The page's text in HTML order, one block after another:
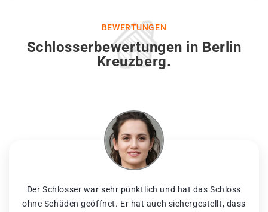
BEWERTUNGEN
Schlosserbewertungen in Berlin
Kreuzberg.
Der Schlosser war sehr pünktlich und hat das Schloss
ohne Schäden geöffnet. Er hat auch sichergestellt, dass